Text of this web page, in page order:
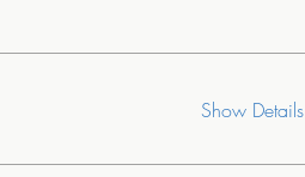
Show Details